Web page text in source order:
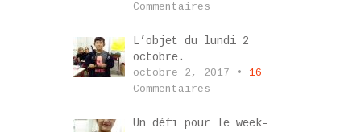
Commentaires
L’objet du lundi 2
octobre.
octobre 2, 2017 • 16
Commentaires
Un défi pour le week-